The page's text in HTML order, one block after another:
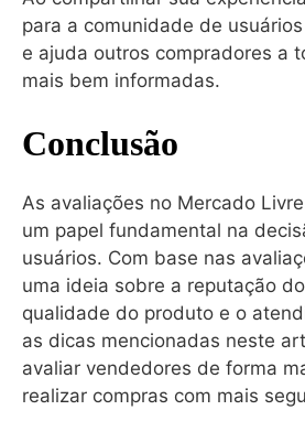
para a comunidade de
e ajuda outros compradores a
mais bem informadas.
Conclusão
As avaliações no Mercado
um papel fundamental na
usuários. Com base nas
uma ideia sobre a reputação
qualidade do produto e o
as dicas mencionadas neste
avaliar vendedores de forma
realizar compras com mais